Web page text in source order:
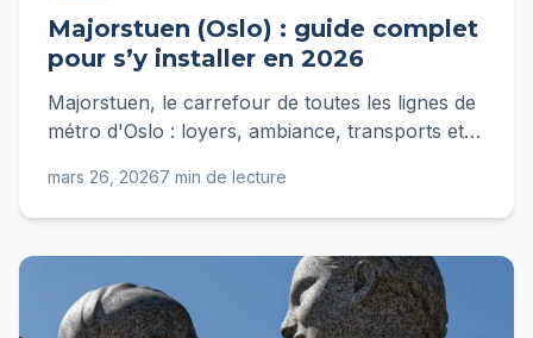
Majorstuen (Oslo) : guide complet
pour s’y installer en 2026
Majorstuen, le carrefour de toutes les lignes de
métro d'Oslo : loyers, ambiance, transports et
installer.
mars 26, 20267 min de lecture